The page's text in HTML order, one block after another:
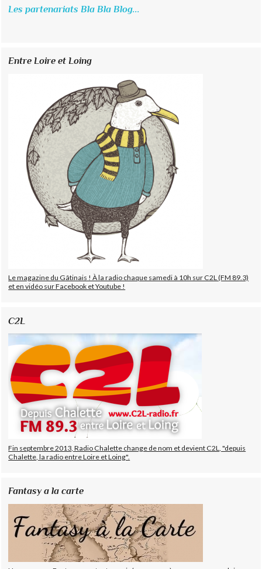
Les partenariats Bla Bla Blog...
Entre Loire et Loing
Le magazine du Gâtinais ! À la radio chaque samedi à 10h sur C2L (FM 89.3)
et en vidéo sur Facebook et Youtube !
C2L
Fin septembre 2013, Radio Chalette change de nom et devient C2L, "depuis
Chalette, la radio entre Loire et Loing".
Fantasy a la carte